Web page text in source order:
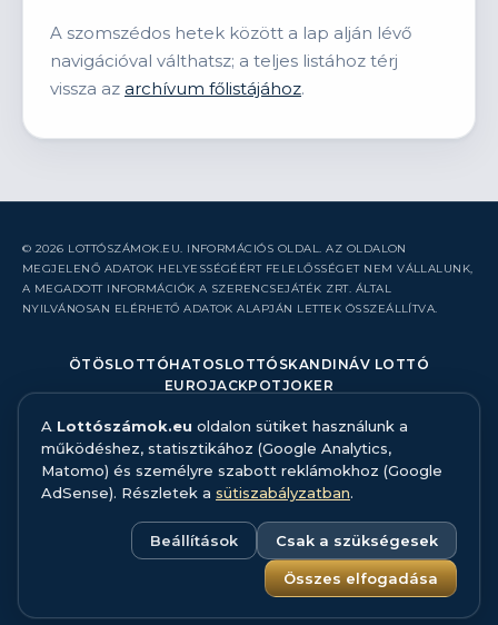
A szomszédos hetek között a lap alján lévő
navigációval válthatsz; a teljes listához térj
vissza az archívum főlistájához.
© 2026 LOTTÓSZÁMOK.EU. INFORMÁCIÓS OLDAL. AZ OLDALON
MEGJELENŐ ADATOK HELYESSÉGÉÉRT FELELŐSSÉGET NEM VÁLLALUNK,
A MEGADOTT INFORMÁCIÓK A SZERENCSEJÁTÉK ZRT. ÁLTAL
NYILVÁNOSAN ELÉRHETŐ ADATOK ALAPJÁN LETTEK ÖSSZEÁLLÍTVA.
ÖTÖSLOTTÓHATOSLOTTÓ SKANDINÁV LOTTÓ
EUROJACKPOTJOKER
RÓLUNK
KAPCSOLAT
HIBABEJELENTÉS
ADATFORRÁS ÉS MÓDSZERTAN
ADATKEZELÉS
SÜTISZABÁLYZAT
A Lottószámok.eu oldalon sütiket használunk a
működéshez, statisztikához (Google Analytics,
Matomo) és személyre szabott reklámokhoz (Google
AdSense). Részletek a sütiszabályzatban.
Beállítások Csak a szükségesek
Összes elfogadása